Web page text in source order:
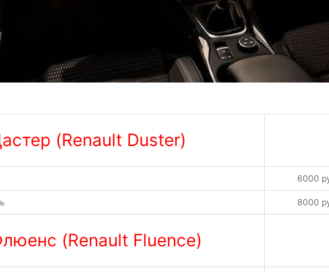
(Renault Duster)
6000
8000
(Renault Fluence)